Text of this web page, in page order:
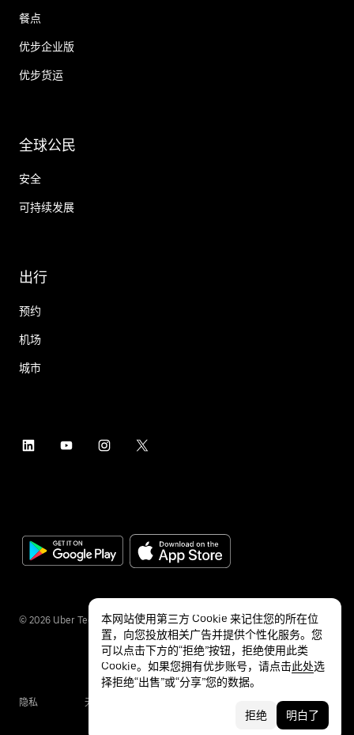
餐点
优步企业版
优步货运
全球公民
安全
可持续发展
出行
预约
机场
城市
© 2026 Uber Technologies Inc.
隐私 无障碍服务
本网站使用第三方 Cookie 来记住您的所在位
置，向您投放相关广告并提供个性化服务。您
可以点击下方的“拒绝”按钮，拒绝使用此类
Cookie。如果您拥有优步账号，请点击此处选
择拒绝“出售”或“分享”您的数据。
拒绝 明白了